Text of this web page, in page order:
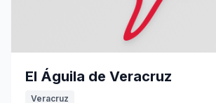
El Águila de Veracruz
Veracruz